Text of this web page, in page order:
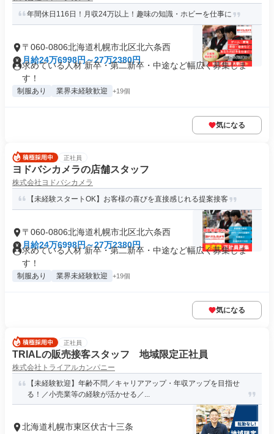
年間休日116日！月収24万以上！趣味の知識・ホビーを仕事に
〒060-0806北海道札幌市北区北六条西
月給24万6998円～27万2380円
求めている人材 新卒・第二新卒・中途など幅広く募集しま
す！
制服あり 業界未経験歓迎 +19個
気になる
正社員
ヨドバシカメラの店舗スタッフ
株式会社ヨドバシカメラ
【未経験スタートOK】お客様の喜びを直接感じれる提案接客
〒060-0806北海道札幌市北区北六条西
月給24万6998円～27万2380円
求めている人材 新卒・第二新卒・中途など幅広く募集しま
す！
制服あり 業界未経験歓迎 +19個
気になる
正社員
TRIALの販売接客スタッフ 地域限定正社員
株式会社トライアルカンパニー
【未経験歓迎】年齢不問／キャリアアップ・年収アップを目指せ
る！／小売業等の経験が活かせる／...
北海道札幌市東区伏古十三条